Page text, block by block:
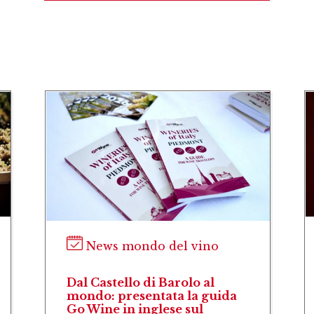
News mondo del vino
Dal Castello di Barolo al
mondo: presentata la guida
Go Wine in inglese sul